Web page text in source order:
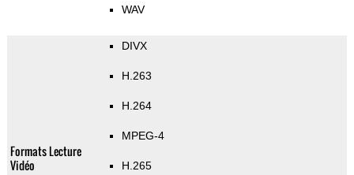
WAV
Formats Lecture
Vidéo
DIVX
H.263
H.264
MPEG-4
H.265